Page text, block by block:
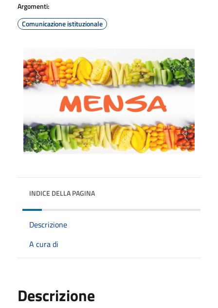
Argomenti:
Comunicazione istituzionale
INDICE DELLA PAGINA
Descrizione
A cura di
Descrizione